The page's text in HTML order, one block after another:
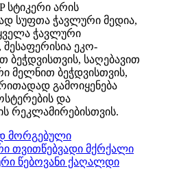
სტიკერი არის
სუფთა ჭავლური მედია,
ჭავლური
ეკო-
ბეჭდვისთვის, საღებავით
მელნით ბეჭდვისთვის,
გამოიყენება
და
რეკლამირებისთვის.